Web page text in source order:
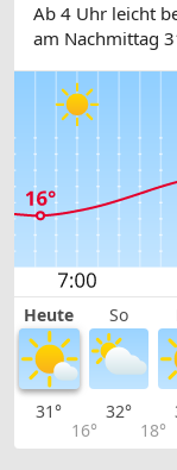
Ab 4 Uhr leicht
am Nachmittag
Heute So
31°
16°
32°
18°